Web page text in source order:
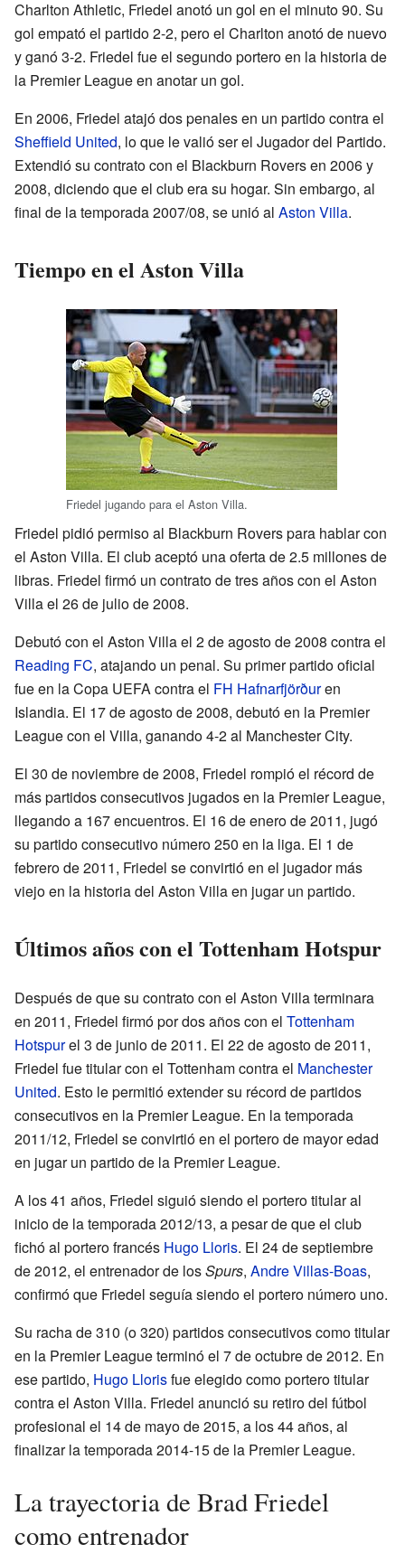
Charlton Athletic, Friedel anotó un gol en el minuto 90. Su
gol empató el partido 2-2, pero el Charlton anotó de nuevo
y ganó 3-2. Friedel fue el segundo portero en la historia de
la Premier League en anotar un gol.
En 2006, Friedel atajó dos penales en un partido contra el
Sheffield United, lo que le valió ser el Jugador del Partido.
Extendió su contrato con el Blackburn Rovers en 2006 y
2008, diciendo que el club era su hogar. Sin embargo, al
final de la temporada 2007/08, se unió al Aston Villa.
Tiempo en el Aston Villa
Friedel jugando para el Aston Villa.
Friedel pidió permiso al Blackburn Rovers para hablar con
el Aston Villa. El club aceptó una oferta de 2.5 millones de
libras. Friedel firmó un contrato de tres años con el Aston
Villa el 26 de julio de 2008.
Debutó con el Aston Villa el 2 de agosto de 2008 contra el
Reading FC, atajando un penal. Su primer partido oficial
fue en la Copa UEFA contra el FH Hafnarfjörðuren
Islandia. El 17 de agosto de 2008, debutó en la Premier
League con el Villa, ganando 4-2 al Manchester City.
El 30 de noviembre de 2008, Friedel rompió el récord de
más partidos consecutivos jugados en la Premier League,
llegando a 167 encuentros. El 16 de enero de 2011, jugó
su partido consecutivo número 250 en la liga. El 1 de
febrero de 2011, Friedel se convirtió en el jugador más
viejo en la historia del Aston Villa en jugar un partido.
Últimos años con el Tottenham Hotspur
Después de que su contrato con el Aston Villa terminara
en 2011, Friedel firmó por dos años con el Tottenham
Hotspurel 3 de junio de 2011. El 22 de agosto de 2011,
Friedel fue titular con el Tottenham contra el Manchester
United. Esto le permitió extender su récord de partidos
consecutivos en la Premier League. En la temporada
2011/12, Friedel se convirtió en el portero de mayor edad
en jugar un partido de la Premier League.
A los 41 años, Friedel siguió siendo el portero titular al
inicio de la temporada 2012/13, a pesar de que el club
fichó al portero francés Hugo Lloris. El 24 de septiembre
de 2012, el entrenador de losSpurs, Andre Villas-Boas,
confirmó que Friedel seguía siendo el portero número uno.
Su racha de 310 (o 320) partidos consecutivos como titular
en la Premier League terminó el 7 de octubre de 2012. En
ese partido, Hugo Llorisfue elegido como portero titular
contra el Aston Villa. Friedel anunció su retiro del fútbol
profesional el 14 de mayo de 2015, a los 44 años, al
finalizar la temporada 2014-15 de la Premier League.
La trayectoria de Brad Friedel
como entrenador